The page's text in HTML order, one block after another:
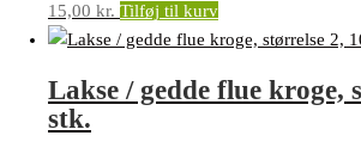
15,00 kr. Tilføj til kurv
Lakse / gedde flue kroge,
stk.